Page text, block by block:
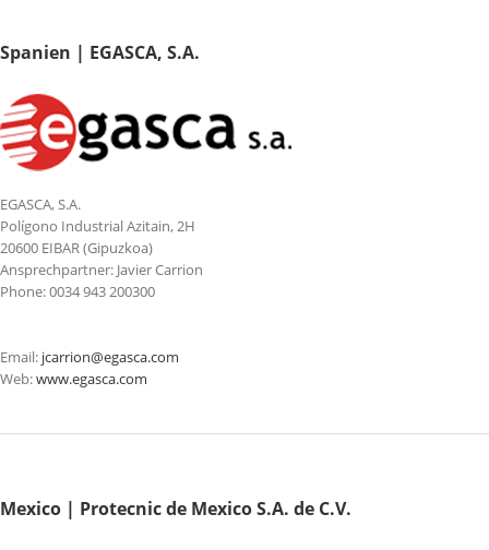
Spanien | EGASCA, S.A.
EGASCA, S.A.
Polígono Industrial Azitain, 2H
20600 EIBAR (Gipuzkoa)
Ansprechpartner: Javier Carrion
Phone: 0034 943 200300
Email: jcarrion@egasca.com
Web:www.egasca.com
Mexico | Protecnic de Mexico S.A. de C.V.